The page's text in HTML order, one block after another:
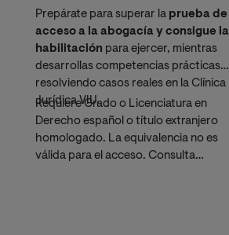
Prepárate para superar la prueba de
acceso a la abogacía y consigue la
habilitación para ejercer, mientras
desarrollas competencias prácticas
resolviendo casos reales en la Clínica
Jurídica VIU.
Requiere Grado o Licenciatura en
Derecho español o título extranjero
homologado. La equivalencia no es
válida para el acceso. Consulta